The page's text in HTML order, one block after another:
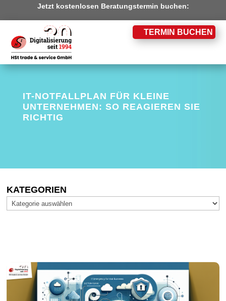
Jetzt kostenlosen Beratungstermin buchen:
TERMIN BUCHEN
IT-NOTFALLPLAN FÜR KLEINE
UNTERNEHMEN: SO REAGIEREN SIE
RICHTIG
KATEGORIEN